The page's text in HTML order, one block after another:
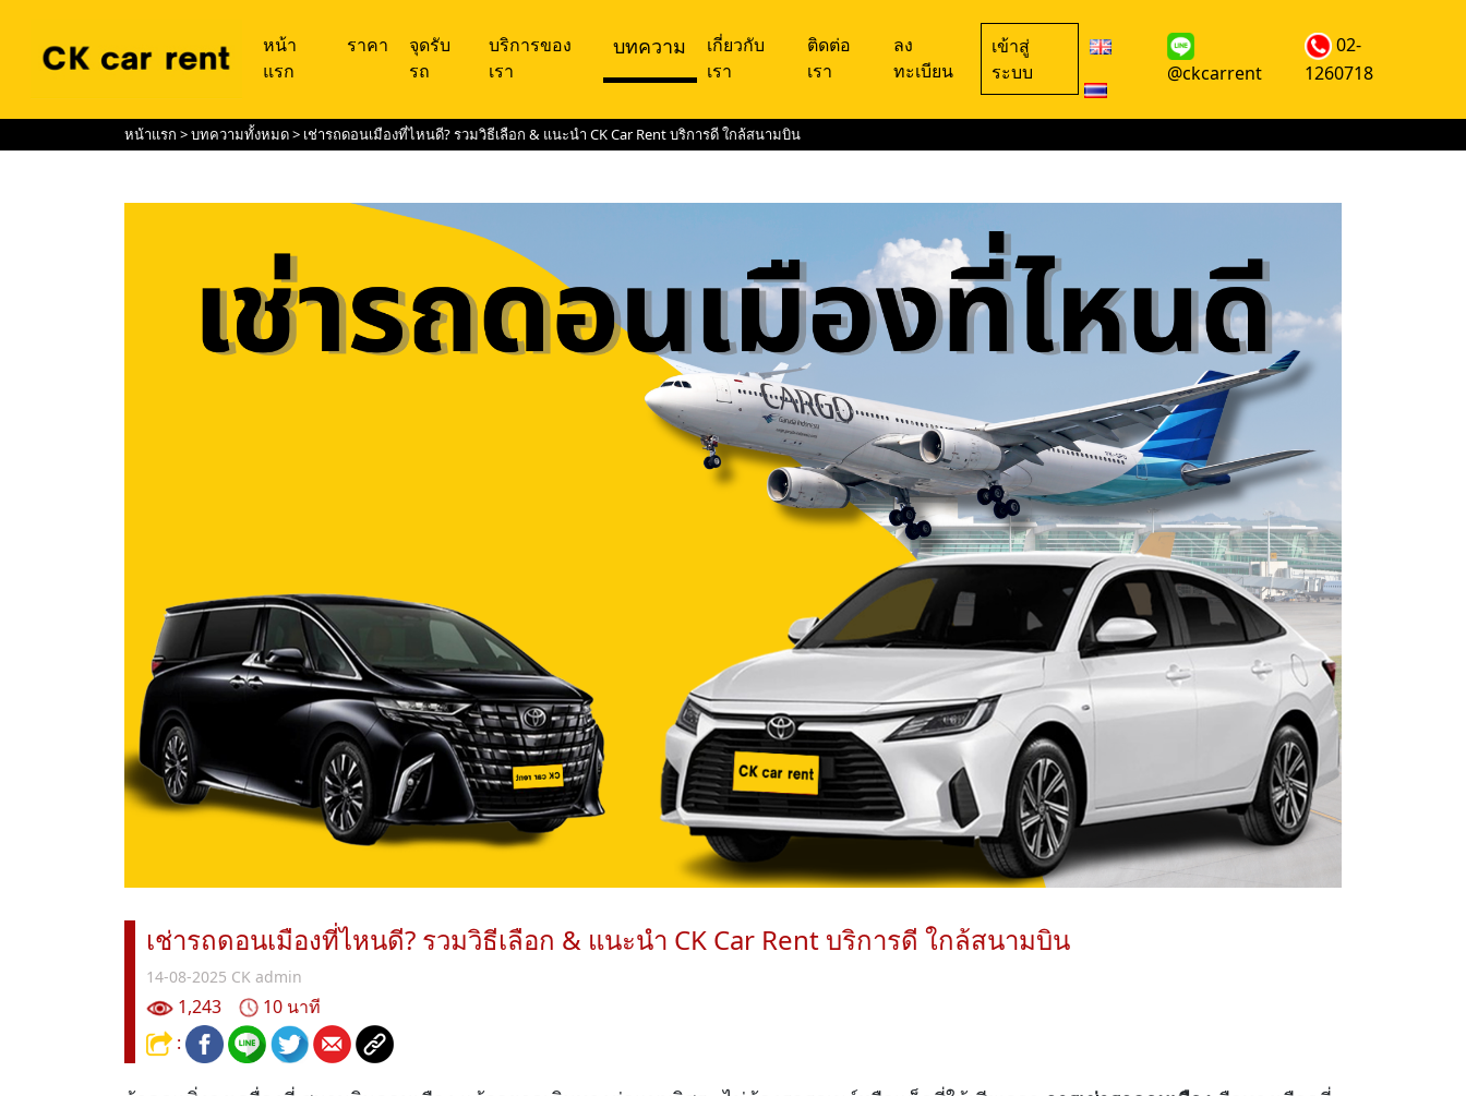
หน้า
แรก
ราคา
จุดรับ
รถ
บริการของ
เรา
บทความ
เกี่ยวกับ
เรา
ติดต่อ
เรา
ลง
ทะเบียน
เข้าสู่
ระบบ
@ckcarrent
02-
1260718
หน้าแรก >บทความทั้งหมด> เช่ารถดอนเมืองที่ไหนดี? รวมวิธีเลือก & แนะนำ CK Car Rent บริการดี ใกล้สนามบิน
เช่ารถดอนเมืองที่ไหนดี? รวมวิธีเลือก & แนะนำ CK Car Rent บริการดี ใกล้สนามบิน
14-08-2025 CK admin
1,243
10 นาที
: